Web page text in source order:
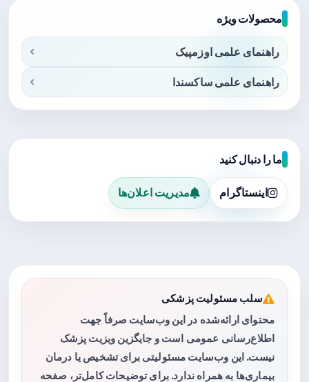
محصولات ویژه
راهنمای علمی اوزمپیک
راهنمای علمی ساکسندا
ما را دنبال کنید
اینستاگرام مدیریت اعلان‌ها
سلب مسئولیت پزشکی
محتوای ارائه‌شده در این وب‌سایت صرفاً جهت
اطلاع‌رسانی عمومی است و جایگزین ویزیت پزشک
نیست. این وب‌سایت مسئولیتی برای تشخیص یا درمان
بیماری‌ها به همراه ندارد. برای توضیحات کامل‌تر، صفحه